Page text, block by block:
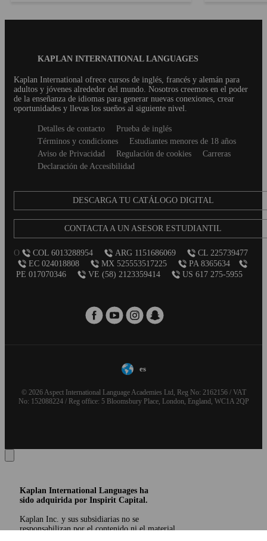
programa de alojamiento en casas de familia, los
estudiantes no sólo encuentran un lugar donde
alojarse, sino un entorno cálido y acogedor en el
que pueden disfrutar. ...
proceso de
conocidas
momentos
KAPLAN INTERNATIONAL LANGUAGES
Kaplan International ofrece cursos de inglés, francés y alemán para
adultos y jóvenes alrededor del mundo. Nosotros creemos en el poder
de la enseñanza de idiomas para generar nuevas conexiones, crear
oportunidades y llevas los sueños al siguiente nivel.
SecondaryDetalles de contacto
Prueba de inglés
Términos y condiciones
Estudiantes menores de 18 años
Aviso de Privacidad
Regulación de cookies
Carreras
Declaración de Accesibilidad
DESCARGA TU CATÁLOGO DIGITAL
CONTACTA A UN ASESOR ESTUDIANTIL
O COL 6013288954 ARG 1151686069
CL 225739477
EC 024018808
MX 525553517225
PA 8365634
PE 017070346
VE (58) 2123359414 US 617 275-5955
es
© 2026 Aspect International Language Academies Ltd, Reg No: 2162156 / VAT
No: 152088224 / Reg office: 5 Bloomsbury Place, London, England, WC1A 2QP
Kaplan International Languages ha
sido adquirida por Inspirit Capital.
Kaplan Inc. y sus subsidiarias no se
responsabilizan por el contenido ni el material